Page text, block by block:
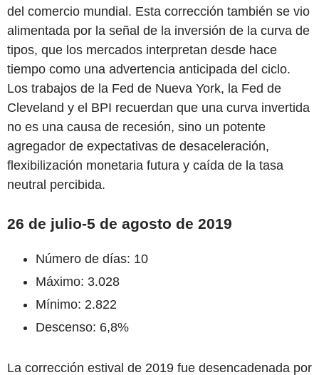
del comercio mundial. Esta corrección también se vio
alimentada por la señal de la inversión de la curva de
tipos, que los mercados interpretan desde hace
tiempo como una advertencia anticipada del ciclo.
Los trabajos de la Fed de Nueva York, la Fed de
Cleveland y el BPI recuerdan que una curva invertida
no es una causa de recesión, sino un potente
agregador de expectativas de desaceleración,
flexibilización monetaria futura y caída de la tasa
neutral percibida.
26 de julio-5 de agosto de 2019
Número de días: 10
Máximo: 3.028
Mínimo: 2.822
Descenso: 6,8%
La corrección estival de 2019 fue desencadenada por